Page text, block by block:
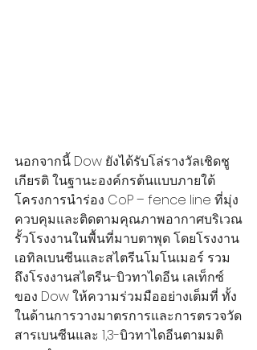
นอกจากนี้ Dow ยังได้รับโล่รางวัลเชิดชู
เกียรติ ในฐานะองค์กรต้นแบบภายใต้
โครงการนำร่อง CoP – fence line ที่มุ่ง
ควบคุมและติดตามคุณภาพอากาศบริเวณ
รั้วโรงงานในพื้นที่มาบตาพุด โดยโรงงาน
เอทิลเบนซีนและสไตรีนโมโนเมอร์ รวม
ถึงโรงงานสไตรีน-บิวทาไดอีน เลเท็กซ์
ของ Dow ให้ความร่วมมืออย่างเต็มที่ ทั้ง
ในด้านการวางมาตรการและการตรวจวัด
สารเบนซีนและ 1,3-บิวทาไดอีนตามมติ